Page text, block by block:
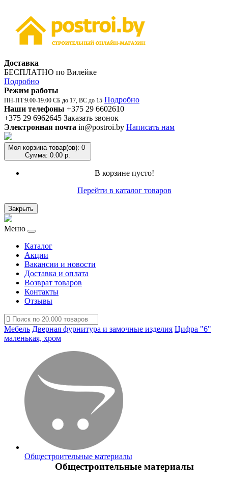
Доставка
БЕСПЛАТНО по Вилейке
Подробно
Режим работы
ПН-ПТ:9.00-19.00 СБ до 17, ВС до 15 Подробно
Наши телефоны +375 29 6602610
+375 29 6962645 Заказать звонок
Электронная почта in@postroi.by Написать нам
Моя корзина товар(ов): 0
Сумма: 0.00 р.
В корзине пусто!
Перейти в каталог товаров
Закрыть
Меню
Каталог
Акции
Вакансии и новости
Доставка и оплата
Возврат товаров
Контакты
Отзывы
Мебель Дверная фурнитура и замочные изделия Цифра "6"
маленькая, хром
Общестроительные материалы
Общестроительные материалы